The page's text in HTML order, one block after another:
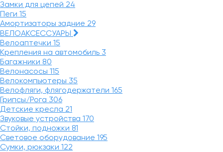
Замки для цепей 24
Пеги 15
Амортизаторы задние 29
ВЕЛОАКСЕССУАРЫ
Велоаптечки 15
Крепления на автомобиль 3
Багажники 80
Велонасосы 115
Велокомпьютеры 35
Велофляги, флягодержатели 165
Грипсы/Рога 306
Детские кресла 21
Звуковые устройства 170
Стойки, подножки 81
Световое оборудование 195
Сумки, рюкзаки 122